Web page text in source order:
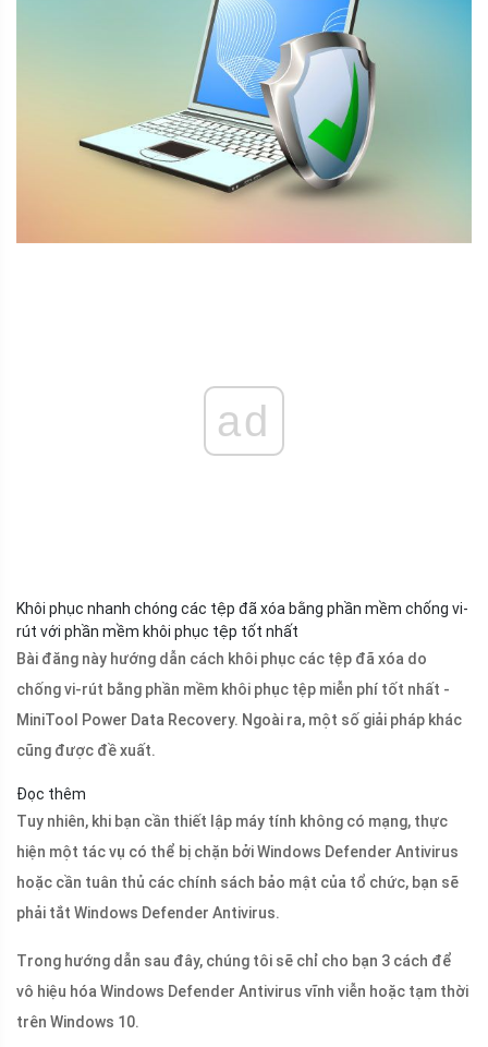
ad
Khôi phục nhanh chóng các tệp đã xóa bằng phần mềm chống vi-
rút với phần mềm khôi phục tệp tốt nhất
Bài đăng này hướng dẫn cách khôi phục các tệp đã xóa do
chống vi-rút bằng phần mềm khôi phục tệp miễn phí tốt nhất -
MiniTool Power Data Recovery. Ngoài ra, một số giải pháp khác
cũng được đề xuất.
Đọc thêm
Tuy nhiên, khi bạn cần thiết lập máy tính không có mạng, thực
hiện một tác vụ có thể bị chặn bởi Windows Defender Antivirus
hoặc cần tuân thủ các chính sách bảo mật của tổ chức, bạn sẽ
phải tắt Windows Defender Antivirus.
Trong hướng dẫn sau đây, chúng tôi sẽ chỉ cho bạn 3 cách để
vô hiệu hóa Windows Defender Antivirus vĩnh viễn hoặc tạm thời
trên Windows 10.